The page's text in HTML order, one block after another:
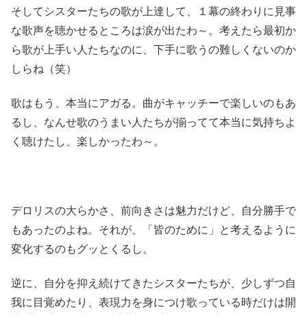
そしてシスターたちの歌が上達して、１幕の終わりに見事
な歌声を聴かせるところは涙が出たわ～。考えたら最初か
ら歌が上手い人たちなのに、下手に歌うの難しくないのか
しらね（笑）
歌はもう、本当にアガる。曲がキャッチーで楽しいのもあ
るし、なんせ歌のうまい人たちが揃ってて本当に気持ちよ
く聴けたし、楽しかったわ～。
デロリスの大らかさ、前向きさは魅力だけど、自分勝手で
もあったのよね。それが、「皆のために」と考えるように
変化するのもグッとくるし。
逆に、自分を抑え続けてきたシスターたちが、少しずつ自
我に目覚めたり、表現力を身につけ歌っている時だけは開